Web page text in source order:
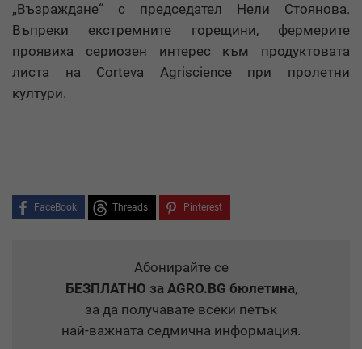
„Възраждане“ с председател Нели Стоянова.
Въпреки екстремните горещини, фермерите
проявиха сериозен интерес към продуктовата
листа на Corteva Agriscience при пролетни
култури.
FaceBook Threads Pinterest
Абонирайте се
БЕЗПЛАТНО за AGRO.BG бюлетина,
за да получавате всеки петък
най-важната седмична информация.